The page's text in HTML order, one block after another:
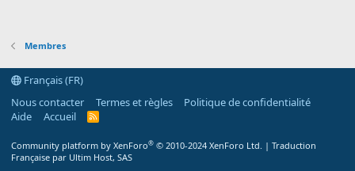
Membres
Français (FR)
Nous contacter
Termes et règles
Politique de confidentialité
Aide
Accueil
R
Community platform by XenForo® © 2010-2024 XenForo Ltd. | Traduction
Française par Ultim Host, SAS